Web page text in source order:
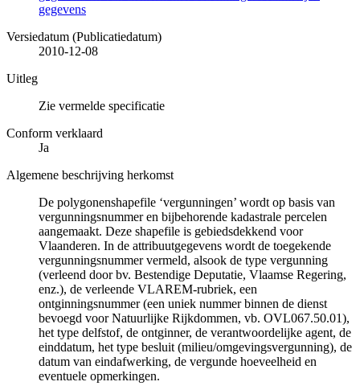
gegevens
Versiedatum (Publicatiedatum)
2010-12-08
Uitleg
Zie vermelde specificatie
Conform verklaard
Ja
Algemene beschrijving herkomst
De polygonenshapefile ‘vergunningen’ wordt op basis van
vergunningsnummer en bijbehorende kadastrale percelen
aangemaakt. Deze shapefile is gebiedsdekkend voor
Vlaanderen. In de attribuutgegevens wordt de toegekende
vergunningsnummer vermeld, alsook de type vergunning
(verleend door bv. Bestendige Deputatie, Vlaamse Regering,
enz.), de verleende VLAREM-rubriek, een
ontginningsnummer (een uniek nummer binnen de dienst
bevoegd voor Natuurlijke Rijkdommen, vb. OVL067.50.01),
het type delfstof, de ontginner, de verantwoordelijke agent, de
einddatum, het type besluit (milieu/omgevingsvergunning), de
datum van eindafwerking, de vergunde hoeveelheid en
eventuele opmerkingen.